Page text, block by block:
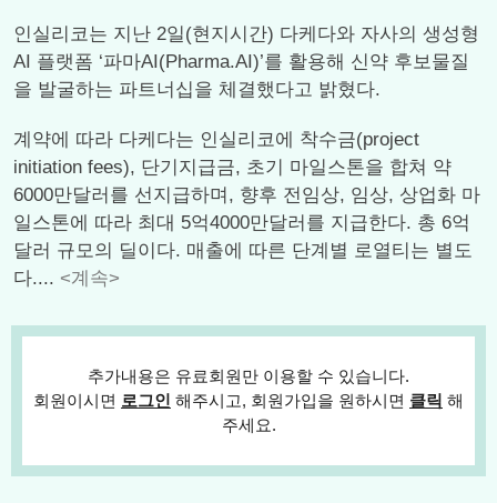
인실리코는 지난 2일(현지시간) 다케다와 자사의 생성형
AI 플랫폼 ‘파마AI(Pharma.AI)’를 활용해 신약 후보물질
을 발굴하는 파트너십을 체결했다고 밝혔다.
계약에 따라 다케다는 인실리코에 착수금(project
initiation fees), 단기지급금, 초기 마일스톤을 합쳐 약
6000만달러를 선지급하며, 향후 전임상, 임상, 상업화 마
일스톤에 따라 최대 5억4000만달러를 지급한다. 총 6억
달러 규모의 딜이다. 매출에 따른 단계별 로열티는 별도
다.... <계속>
추가내용은 유료회원만 이용할 수 있습니다.
회원이시면 로그인 해주시고, 회원가입을 원하시면 클릭 해
주세요.